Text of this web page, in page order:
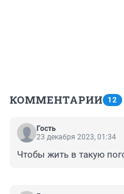
КОММЕНТАРИИ 12
Гость
23 декабря 2023, 01:34
Чтобы жить в такую